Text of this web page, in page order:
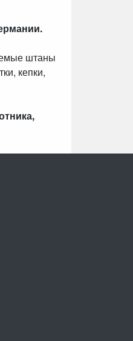
штаны
кепки,